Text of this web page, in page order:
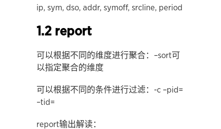
ip, sym, dso, addr, symoff, srcline, period
1.2 report
可以根据不同的维度进行聚合：–sort可
以指定聚合的维度
可以根据不同的条件进行过滤：-c –pid=
–tid=
report输出解读：